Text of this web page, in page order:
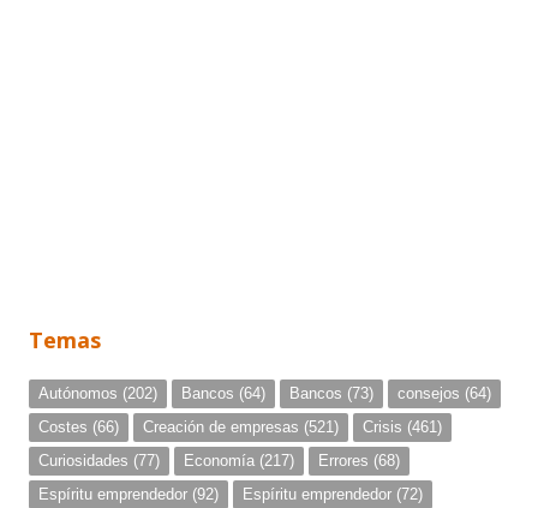
Temas
Autónomos (202) Bancos (64) Bancos (73) consejos (64)
Costes (66) Creación de empresas (521) Crisis (461)
Curiosidades (77) Economía (217) Errores (68)
Espíritu emprendedor (92) Espíritu emprendedor (72)